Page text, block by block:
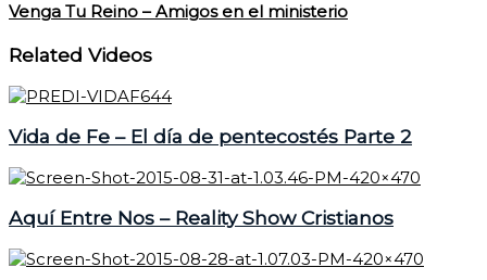
Venga Tu Reino – Amigos en el ministerio
Related Videos
Vida de Fe – El día de pentecostés Parte 2
Aquí Entre Nos – Reality Show Cristianos